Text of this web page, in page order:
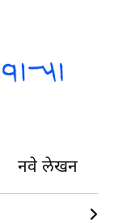
नवे लेखन